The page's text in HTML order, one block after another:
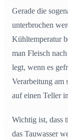
Gerade die
unterbrochen
Kühltemperatur
man Fleisch
legt, wenn es
Verarbeitung am
auf einen Teller
Wichtig ist, dass
das Tauwasser